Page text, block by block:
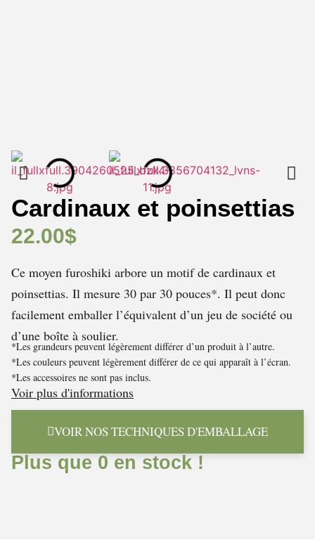
Cardinaux et poinsettias
22.00$
Ce moyen furoshiki arbore un motif de cardinaux et
poinsettias. Il mesure 30 par 30 pouces*. Il peut donc
facilement emballer l’équivalent d’un jeu de société ou
d’une boîte à soulier.
*Les grandeurs peuvent légèrement différer d’un produit à l’autre.
*Les couleurs peuvent légèrement différer de ce qui apparaît à l’écran.
*Les accessoires ne sont pas inclus.
Voir plus d'informations
VOIR NOS TECHNIQUES D'EMBALLAGE
Plus que 0 en stock !